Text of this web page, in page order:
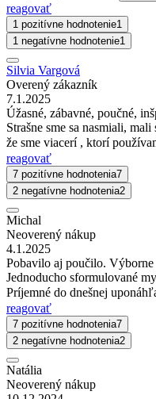
reagovať
1 pozitívne hodnotenie1
1 negatívne hodnotenie1
Silvia Vargová
Overený zákazník
7.1.2025
Úžasné, zábavné, poučné,
Strašne sme sa nasmiali,
že sme viacerí , ktorí
reagovať
7 pozitívne hodnotenia7
2 negatívne hodnotenia2
Michal
Neoverený nákup
4.1.2025
Pobavilo aj poučilo. Výborne
Jednoducho sformulované
Príjemné do dnešnej
reagovať
7 pozitívne hodnotenia7
2 negatívne hodnotenia2
Natália
Neoverený nákup